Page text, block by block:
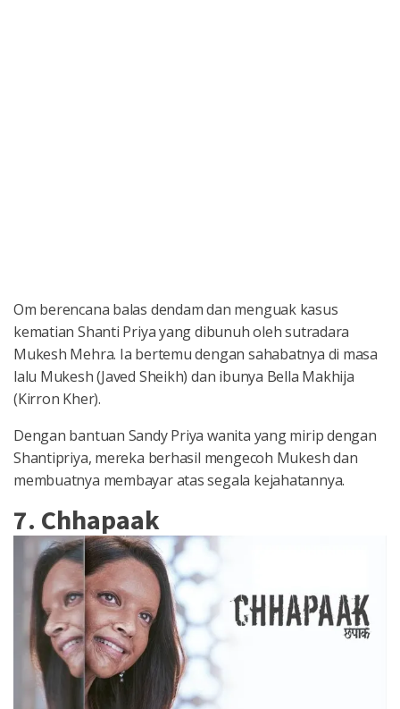
Om berencana balas dendam dan menguak kasus
kematian Shanti Priya yang dibunuh oleh sutradara
Mukesh Mehra. Ia bertemu dengan sahabatnya di masa
lalu Mukesh (Javed Sheikh) dan ibunya Bella Makhija
(Kirron Kher).
Dengan bantuan Sandy Priya wanita yang mirip dengan
Shantipriya, mereka berhasil mengecoh Mukesh dan
membuatnya membayar atas segala kejahatannya.
7. Chhapaak